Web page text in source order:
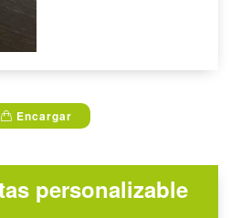
Encargar
personalizable